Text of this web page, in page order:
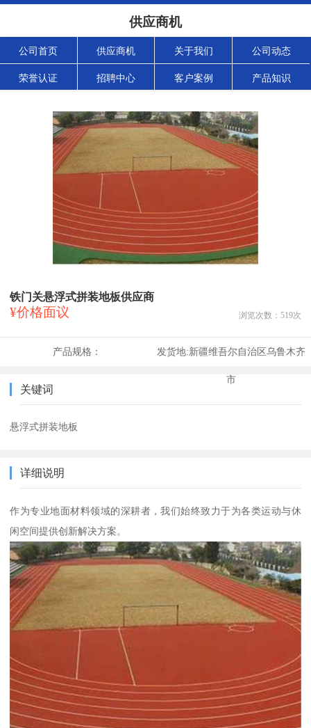
供应商机
公司首页 供应商机 关于我们 公司动态
荣誉认证 招聘中心 客户案例 产品知识
铁门关悬浮式拼装地板供应商
¥价格面议 浏览次数： 519次
产品规格： 发货地:新疆维吾尔自治区乌鲁木齐
市
关键词
悬浮式拼装地板
详细说明
作为专业地面材料领域的深耕者，我们始终致力于为各类运动与休
闲空间提供创新解决方案。